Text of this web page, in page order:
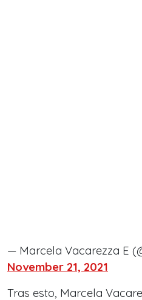
— Marcela Vacarezza E
November 21, 2021
Tras esto, Marcela